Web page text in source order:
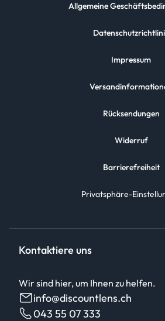
Allgemeine
Impressum
Rücksendungen
Widerruf
Barrierefreiheit
Privatsphäre-
Kontaktiere uns
Wir sind hier, um Ihnen zu helfen.
info@discountlens.ch
043 55 07 333